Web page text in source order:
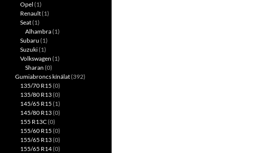
Opel (1)
Renault(1)
Seat(1)
Alhambra(1)
Subaru (1)
Suzuki(1)
Volkswagen (1)
Sharan (0)
Gumiabroncs kínálat(392)
135/70 R15 (0)
135/80 R13(0)
145/65 R15 (1)
145/80 R13(0)
155 R13C(0)
155/60 R15 (0)
155/65 R13(0)
155/65 R14(0)